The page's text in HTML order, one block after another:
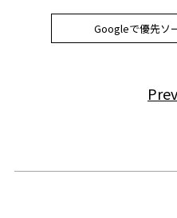
Googleで優先ソ
Prev